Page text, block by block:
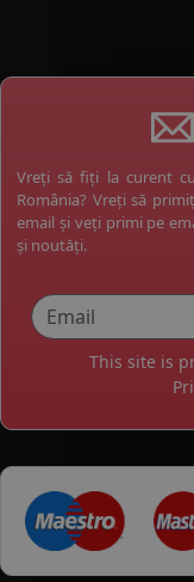
Vreți să fiți la curent
România? Vreți să
email și veți primi pe
și noutăți.
This site is